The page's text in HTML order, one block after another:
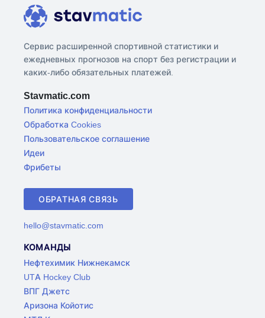
Сервис расширенной спортивной статистики и
ежедневных прогнозов на спорт без регистрации и
каких-либо обязательных платежей.
Stavmatic.com
Политика конфиденциальности
Обработка Cookies
Пользовательское соглашение
Идеи
Фрибеты
ОБРАТНАЯ СВЯЗЬ
hello@stavmatic.com
КОМАНДЫ
Нефтехимик Нижнекамск
UTA Hockey Club
ВПГ Джетс
Аризона Койотис